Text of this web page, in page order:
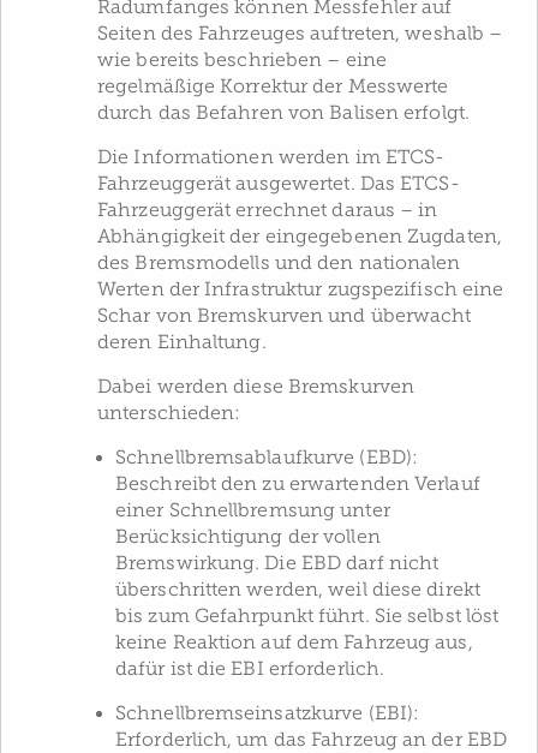
Radumfanges können Messfehler auf
Seiten des Fahrzeuges auftreten, weshalb –
wie bereits beschrieben – eine
regelmäßige Korrektur der Messwerte
durch das Befahren von Balisen erfolgt.
Die Informationen werden im ETCS-
Fahrzeuggerät ausgewertet. Das ETCS-
Fahrzeuggerät errechnet daraus – in
Abhängigkeit der eingegebenen Zugdaten,
des Bremsmodells und den nationalen
Werten der Infrastruktur zugspezifisch eine
Schar von Bremskurven und überwacht
deren Einhaltung.
Dabei werden diese Bremskurven
unterschieden:
Schnellbremsablaufkurve (EBD):
Beschreibt den zu erwartenden Verlauf
einer Schnellbremsung unter
Berücksichtigung der vollen
Bremswirkung. Die EBD darf nicht
überschritten werden, weil diese direkt
bis zum Gefahrpunkt führt. Sie selbst löst
keine Reaktion auf dem Fahrzeug aus,
dafür ist die EBI erforderlich.
Schnellbremseinsatzkurve (EBI):
Erforderlich, um das Fahrzeug an der EBD